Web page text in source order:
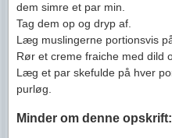
dem simre et par min.
Tag dem op og dryp af.
Læg muslingerne portionsvis
Rør et creme fraiche med dild
Læg et par skefulde på hver
purløg.
Minder om denne opskrift: